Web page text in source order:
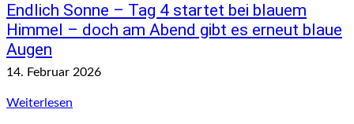
Endlich Sonne – Tag 4 startet bei blauem
Himmel – doch am Abend gibt es erneut blaue
Augen
14. Februar 2026
Weiterlesen